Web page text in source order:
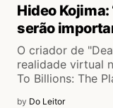
Hideo
serão
O criador de
realidade virtual
To Billions: The
by Do Leitor